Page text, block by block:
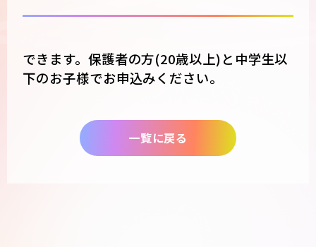
できます。保護者の方(20歳以上)と中学生以
下のお子様でお申込みください。
一覧に戻る